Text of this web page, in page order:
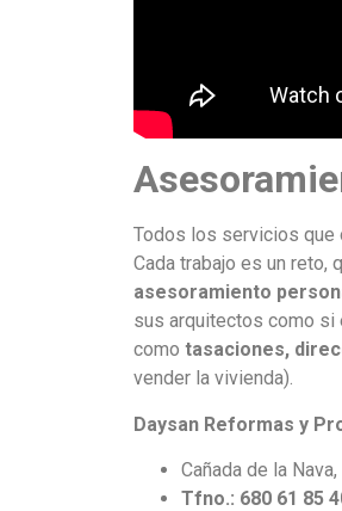
Todos los servicios que
Cada trabajo es un reto,
asesoramiento
sus arquitectos como si
como tasaciones,
vender la vivienda).
Daysan Reformas y
Cañada de la
Tfno.: 680 61 85